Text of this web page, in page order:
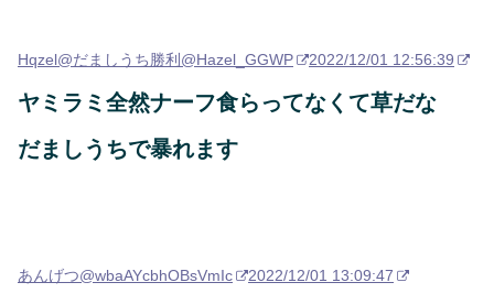
Hqzel@だましうち勝利 @Hazel_GGWP 2022/12/01 12:56:39
ヤミラミ全然ナーフ食らってなくて草だな
だましうちで暴れます
あんげつ@wbaAYcbhOBsVmIc 2022/12/01 13:09:47